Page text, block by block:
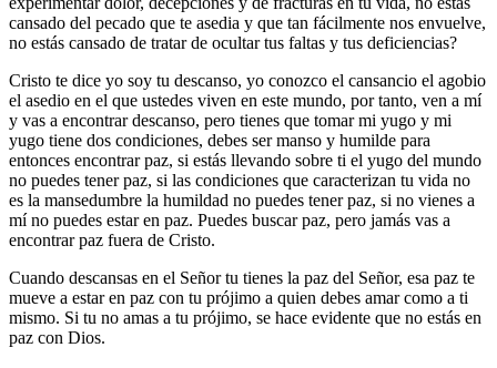
cansado del pecado que te asedia y que tan fácilmente nos envuelve,
no estás cansado de tratar de ocultar tus faltas y tus deficiencias?
Cristo te dice yo soy tu descanso, yo conozco el cansancio el agobio
el asedio en el que ustedes viven en este mundo, por tanto, ven a mí
y vas a encontrar descanso, pero tienes que tomar mi yugo y mi
yugo tiene dos condiciones, debes ser manso y humilde para
entonces encontrar paz, si estás llevando sobre ti el yugo del mundo
no puedes tener paz, si las condiciones que caracterizan tu vida no
es la mansedumbre la humildad no puedes tener paz, si no vienes a
mí no puedes estar en paz. Puedes buscar paz, pero jamás vas a
encontrar paz fuera de Cristo.
Cuando descansas en el Señor tu tienes la paz del Señor, esa paz te
mueve a estar en paz con tu prójimo a quien debes amar como a ti
mismo. Si tu no amas a tu prójimo, se hace evidente que no estás en
paz con Dios.